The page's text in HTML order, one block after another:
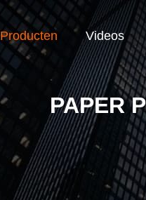
Producten Videos
PAPER